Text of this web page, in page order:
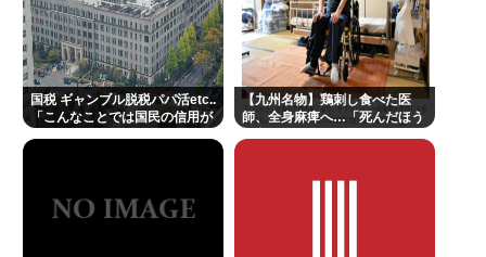
「感覚が分からない」 元TBS・山本里菜アナの離婚
コメントに疑問の声… シャンパンタワーの超豪華式
も結婚生活は4年半で終止符
高橋名人が左手のバネを取るため手術を決意
チック症のゆうぽん、久々に見たらめっちゃ悪化し
👴"テレビ大好き"高齢者の「テレビ離れ」が始まっ
国税 ギャンブル脱税パパ活etc..
「こんなことでは国民の信用が
【九州名物】鶏刺し食べた医
師、全身麻痺へ…「死んだほう